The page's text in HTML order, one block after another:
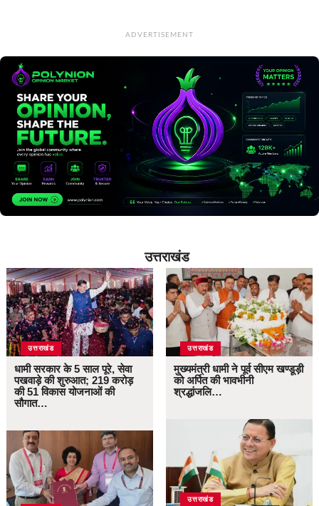
ADVERTISEMENT
उत्तराखंड
उत्तराखंड
धामी सरकार के 5 साल पूरे, सेवा
पखवाड़े की शुरुआत; 219 करोड़
की 51 विकास योजनाओं की
सौगात…
उत्तराखंड
मुख्यमंत्री धामी ने पूर्व सीएम खण्डूड़ी
को अर्पित की भावभीनी
श्रद्धांजलि…
उत्तराखंड